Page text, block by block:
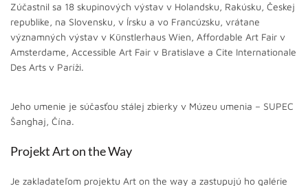
Zúčastnil sa 18 skupinových výstav v Holandsku, Rakúsku, Českej
republike, na Slovensku, v Írsku a vo Francúzsku, vrátane
významných výstav v Künstlerhaus Wien, Affordable Art Fair v
Amsterdame, Accessible Art Fair v Bratislave a Cite Internationale
Des Arts v Paríži.
Jeho umenie je súčasťou stálej zbierky v Múzeu umenia – SUPEC
Šanghaj, Čína.
Projekt Art on the Way
Je zakladateľom projektu Art on the way a zastupujú ho galérie